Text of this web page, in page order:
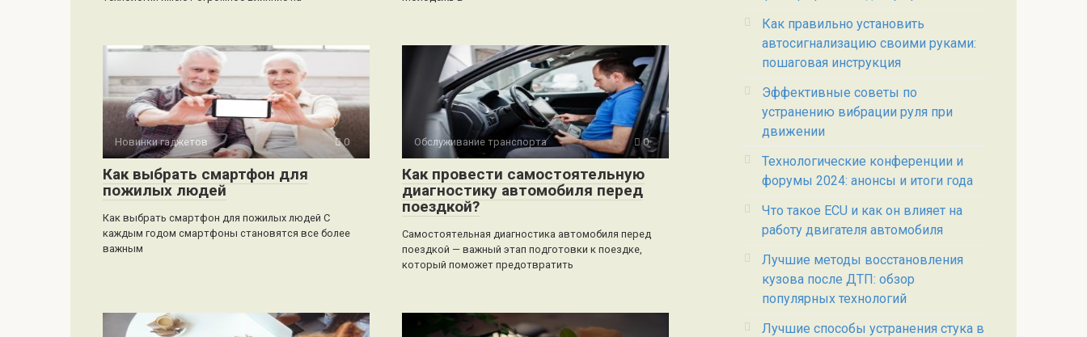
Новинки гаджетов 0
Как выбрать смартфон для
пожилых людей
Как выбрать смартфон для пожилых людей С
каждым годом смартфоны становятся все более
важным
Обслуживание транспорта 0
Как провести самостоятельную
диагностику автомобиля перед
поездкой?
Самостоятельная диагностика автомобиля перед
поездкой — важный этап подготовки к поездке,
который поможет предотвратить
Как правильно установить
автосигнализацию своими руками:
пошаговая инструкция
Эффективные советы по
устранению вибрации руля при
движении
Технологические конференции и
форумы 2024: анонсы и итоги года
Что такое ECU и как он влияет на
работу двигателя автомобиля
Лучшие методы восстановления
кузова после ДТП: обзор
популярных технологий
Лучшие способы устранения стука в